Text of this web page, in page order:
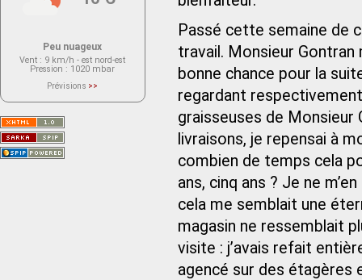
Passé cette semaine de
travail. Monsieur
bonne chance pour la
regardant
graisseuses de
livraisons, je repensai à
combien de temps cela
ans, cinq ans ? Je ne
cela me semblait une
magasin ne ressemblait
visite : j’avais refait
agencé sur des étagères
Peu nuageux
Vent : 9 km/h - est nord-est
Pression : 1020 mbar
Prévisions >>
actuellement aucune prévision
Saint-Nom.
Veuillez consulter le message du
service ci-dessous.
(401 - Invalid API key. Please see
https://openweathermap.org/faq#error401